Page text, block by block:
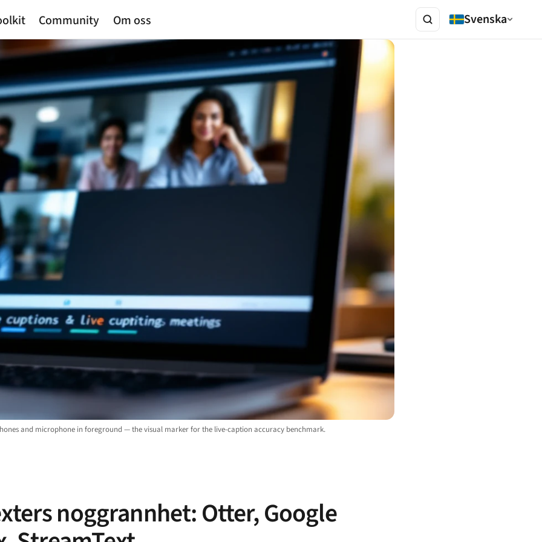
Community Om oss Svenska
and microphone in foreground — the visual marker for the live-caption accuracy benchmark.
noggrannhet: Otter, Google